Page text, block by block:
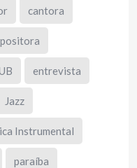
cantora
entrevista
Jazz
Instrumental
paraíba